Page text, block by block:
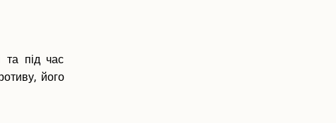
та під час
його